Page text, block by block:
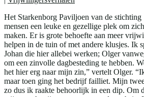
Het Starkenborg Paviljoen van de stichting
mensen een leuke en gezellige plek om
maken. Er is grote behoefte aan meer
helpen in de tuin of met andere klusjes. Ik
Johan die hier allebei werken; Olger
om een zinvolle dagbesteding te hebben.
het hier erg naar mijn zin,” vertelt Olger.
maar toen ging het bedrijf failliet. Mijn
zo dus ik raakte behoorlijk in een dip. Om